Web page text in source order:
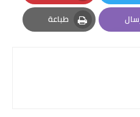
Pinterest
طباعة
Print